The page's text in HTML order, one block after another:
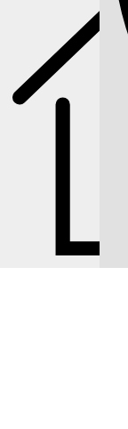
ЗАМЕНУ